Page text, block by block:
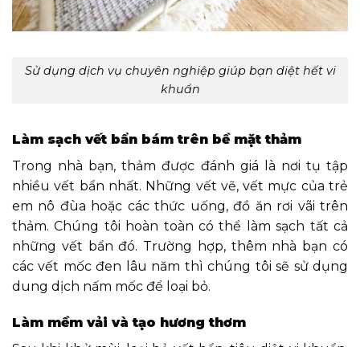
Sử dụng dịch vụ chuyên nghiệpgiúp bạn diệt hết vi
khuẩn
Làm sạch vết bẩn bám trên bề mặt thảm
Trong nhà bạn, thảm được đánh giá là nơi tụ tập
nhiều vết bẩn nhất. Những vết vẽ, vết mực của trẻ
em nô đùa hoặc các thức uống, đồ ăn rơi vãi trên
thảm. Chúng tôi hoàn toàn có thể làm sạch tất cả
những vết bẩn đó. Trường hợp, thêm nhà bạn có
các vết mốc đen lâu năm thì chúng tôi sẽ sử dụng
dung dịch nấm mốc để loại bỏ.
Làm mềm vải và tạo hương thơm